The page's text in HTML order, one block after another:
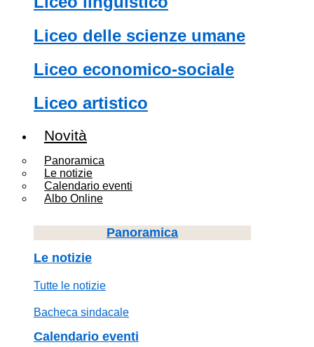
liceo delle scienze umane
liceo economico-sociale
liceo artistico
Novità
Panoramica
Le notizie
Calendario eventi
Albo Online
panoramica
le notizie
tutte le notizie
bacheca sindacale
calendario eventi